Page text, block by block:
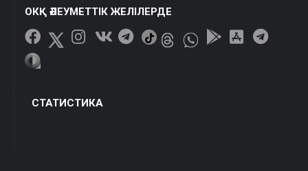
ОКҚ ӘЛЕУМЕТТІК ЖЕЛІЛЕРДЕ
СТАТИСТИКА